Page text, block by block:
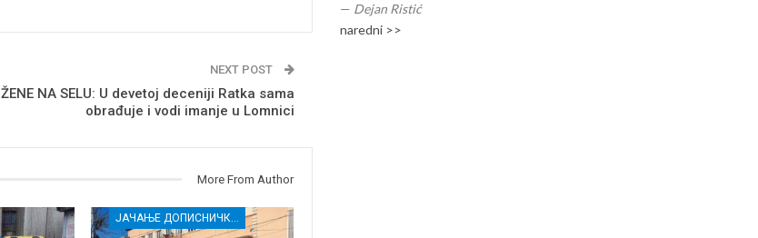
NEXT POST
ŽENE NA SELU: U devetoj deceniji Ratka sama
obrađuje i vodi imanje u Lomnici
More From Author
ЈАЧАЊЕ ДОПИСНИЧКЕ МРЕЖЕ НЕЗАВИСНИХ МЕДИЈА У РАСИНСКОМ ОКРУГУ
— Dejan Ristić
naredni >>